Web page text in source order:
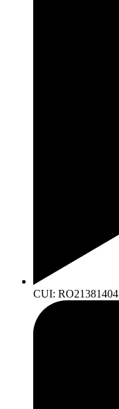
CUI: RO21381404